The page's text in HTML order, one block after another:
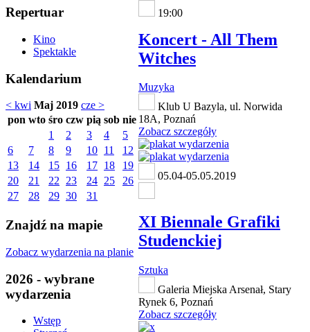
Repertuar
Kino
Spektakle
Kalendarium
< kwi Maj 2019 cze >
pon wto śro czw pią sob nie
1
2 3 4
5
6
7 8 9 10 11
12
13
14 15 16 17 18
19
20
21 22 23 24 25
26
27
28 29 30 31
Znajdź na mapie
Zobacz wydarzenia na planie
2026 - wybrane
wydarzenia
Wstęp
19:00
Koncert - All Them
Witches
Muzyka
Klub U Bazyla, ul. Norwida
18A, Poznań
Zobacz szczegóły
05.04-05.05.2019
XI Biennale Grafiki
Studenckiej
Sztuka
Galeria Miejska Arsenał, Stary
Rynek 6, Poznań
Zobacz szczegóły